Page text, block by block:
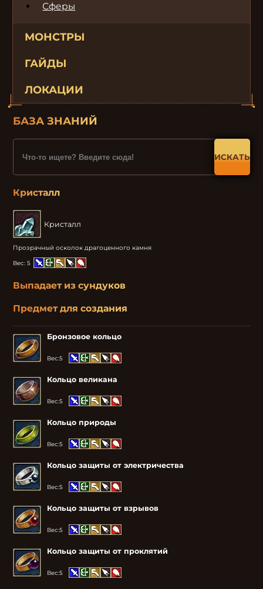
Сферы
МОНСТРЫ
ГАЙДЫ
ЛОКАЦИИ
БАЗА ЗНАНИЙ
ИСКАТЬ
Кристалл
Кристалл
Прозрачный осколок драгоценного камня
Вес:5
Выпадает из сундуков
Предмет для создания
Бронзовое кольцо
Вес:5
Кольцо великана
Вес:5
Кольцо природы
Вес:5
Кольцо защиты от электричества
Вес:5
Кольцо защиты от взрывов
Вес:5
Кольцо защиты от проклятий
Вес:5